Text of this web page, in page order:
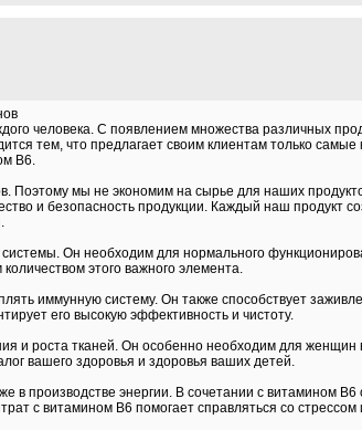
человека. С появлением множества различных
тем, что предлагает своим клиентам только
В6.
Поэтому мы не экономим на сырье для наших
и безопасность продукции. Каждый наш продукт
Он необходим для нормального
этого важного элемента.
иммунную систему. Он также способствует
его высокую эффективность и чистоту.
и роста тканей. Он особенно необходим для женщин
вашего здоровья и здоровья ваших детей.
производстве энергии. В сочетании с витамином
с витамином В6 помогает справляться со